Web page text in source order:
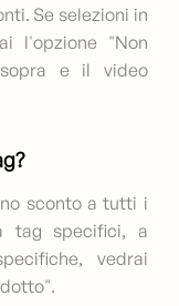
Se selezioni in
l'opzione "Non
e il video
sconto a tutti i
tag specifici, a
vedrai